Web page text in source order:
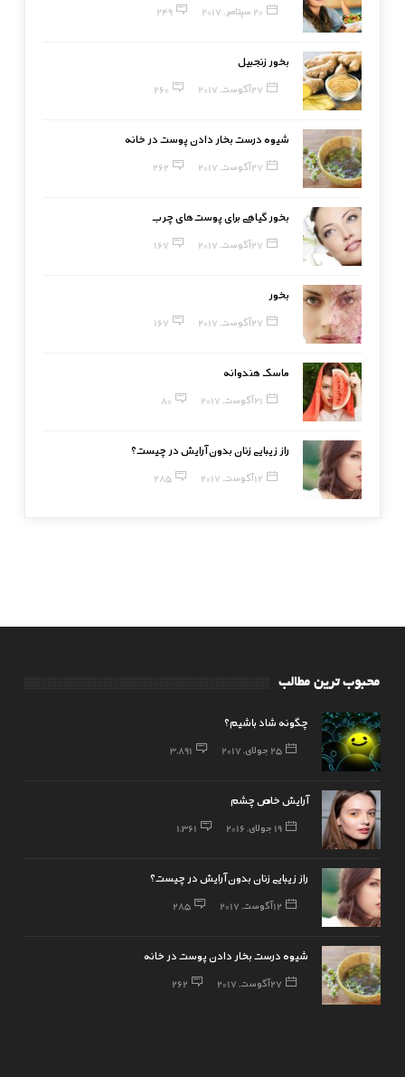
20 سپتامبر, 2017 249
بخور زنجبیل
27 آگوست, 2017 260
شیوه درست بخار دادن پوست در خانه
27 آگوست, 2017 262
بخور گیاهی برای پوست‌های چرب
27 آگوست, 2017 167
بخور
27 آگوست, 2017 167
ماسک هندوانه
21 آگوست, 2017 80
راز زیبایی زنان بدون آرایش در چیست؟
12 آگوست, 2017 285
محبوب ترین مطالب
چگونه شاد باشیم؟
25 جولای, 2017 3,891
آرایش خاص چشم
19 جولای, 2016 1,361
راز زیبایی زنان بدون آرایش در چیست؟
12 آگوست, 2017 285
شیوه درست بخار دادن پوست در خانه
27 آگوست, 2017 262